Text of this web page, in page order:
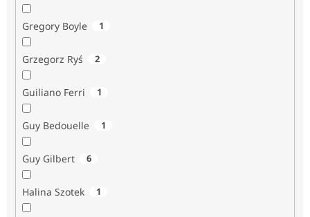
Gregory Boyle 1
Grzegorz Ryś 2
Guiliano Ferri 1
Guy Bedouelle 1
Guy Gilbert 6
Halina Szotek 1